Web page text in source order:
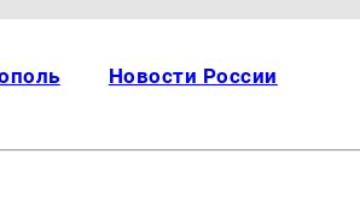
Новости России